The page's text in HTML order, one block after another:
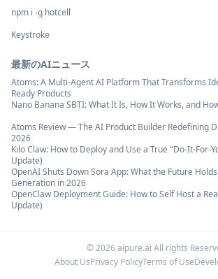
npm i -g hotcell
Keystroke
最新のAIニュース
Atoms: A Multi-Agent AI Platform That Transforms
Ready Products
Nano Banana SBTI: What It Is, How It Works, and
Atoms Review — The AI Product Builder Redefining
2026
Kilo Claw: How to Deploy and Use a True
Update)
OpenAI Shuts Down Sora App: What the Future
Generation in 2026
OpenClaw Deployment Guide: How to Self Host a
Update)
©2026aipure.ai All rights
About UsPrivacy PolicyTerms of Use